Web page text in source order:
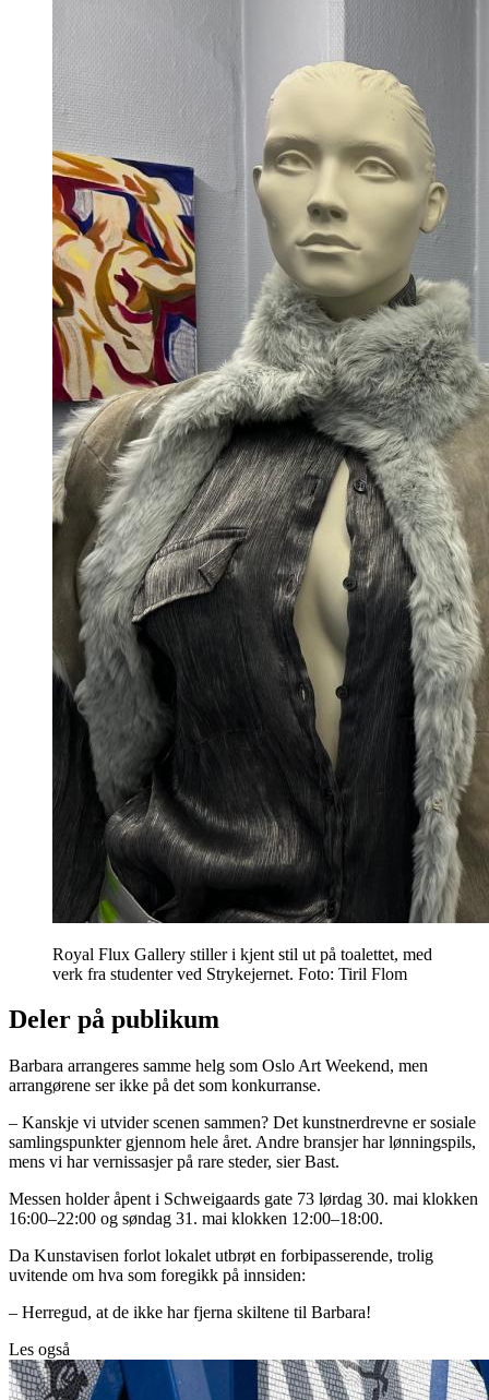
Royal Flux Gallery stiller i kjent stil ut på toalettet, med
verk fra studenter ved Strykejernet. Foto: Tiril Flom
Deler på publikum
Barbara arrangeres samme helg som Oslo Art Weekend, men
arrangørene ser ikke på det som konkurranse.
– Kanskje vi utvider scenen sammen? Det kunstnerdrevne er sosiale
samlingspunkter gjennom hele året. Andre bransjer har lønningspils,
mens vi har vernissasjer på rare steder, sier Bast.
Messen holder åpent i Schweigaards gate 73 lørdag 30. mai klokken
16:00–22:00 og søndag 31. mai klokken 12:00–18:00.
Da Kunstavisen forlot lokalet utbrøt en forbipasserende, trolig
uvitende om hva som foregikk på innsiden:
– Herregud, at de ikke har fjerna skiltene til Barbara!
Les også